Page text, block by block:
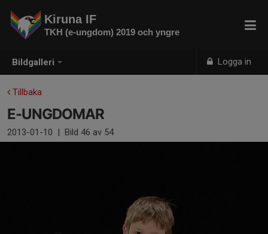
Bildgalleri Logga in
Kiruna IF
TKH (e-ungdom) 2019 och yngre
Tillbaka
E-UNGDOMAR
2013-01-10 | Bild 46 av 54